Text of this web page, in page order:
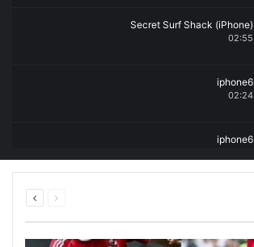
Secret Surf Shack (iPhone)
02:55
iphone6
02:24
iphone6
الصفحةالصفحة